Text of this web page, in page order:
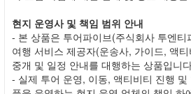
현지 운영사 및 책임 범위 안내
- 본 상품은 투어파이브(주식회사 투엔티
여행 서비스 제공자(운송사, 가이드, 액
중개 및 일정 안내를 대행하는 상품입니
- 실제 투어 운영, 이동, 액티비티 진행